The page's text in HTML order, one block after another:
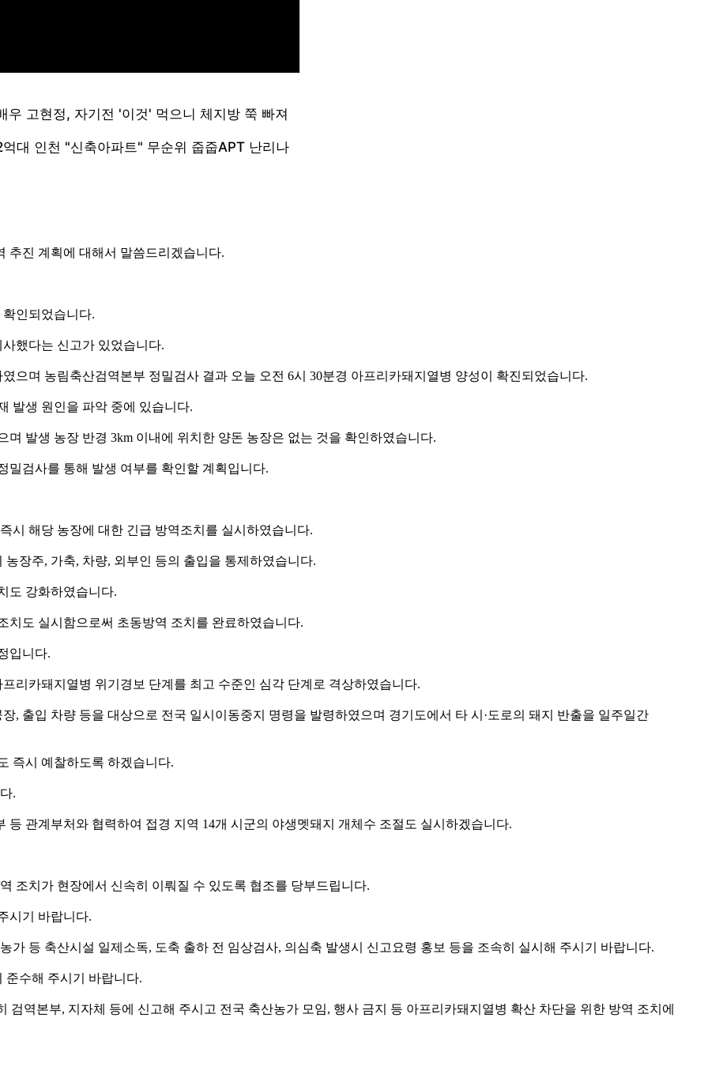
추진 계획에 대해서 말씀드리겠습니다.
확인되었습니다.
했다는 신고가 있었습니다.
으며 농림축산검역본부 정밀검사 결과 오늘 오전 6시 30분경 아프리카돼지열병 양성이 확진되었습니다.
발생 원인을 파악 중에 있습니다.
발생 농장 반경 3km 이내에 위치한 양돈 농장은 없는 것을 확인하였습니다.
밀검사를 통해 발생 여부를 확인할 계획입니다.
시 해당 농장에 대한 긴급 방역조치를 실시하였습니다.
장주, 가축, 차량, 외부인 등의 출입을 통제하였습니다.
도 강화하였습니다.
치도 실시함으로써 초동방역 조치를 완료하였습니다.
입니다.
리카돼지열병 위기경보 단계를 최고 수준인 심각 단계로 격상하였습니다.
, 출입 차량 등을 대상으로 전국 일시이동중지 명령을 발령하였으며 경기도에서 타 시·도로의 돼지 반출을 일주일간
즉시 예찰하도록 하겠습니다.
.
관계부처와 협력하여 접경 지역 14개 시군의 야생멧돼지 개체수 조절도 실시하겠습니다.
조치가 현장에서 신속히 이뤄질 수 있도록 협조를 당부드립니다.
시기 바랍니다.
가 등 축산시설 일제소독, 도축 출하 전 임상검사, 의심축 발생시 신고요령 홍보 등을 조속히 실시해 주시기 바랍니다.
준수해 주시기 바랍니다.
역본부, 지자체 등에 신고해 주시고 전국 축산농가 모임, 행사 금지 등 아프리카돼지열병 확산 차단을 위한 방역 조치에